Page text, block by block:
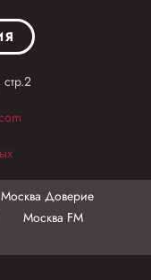
Москва Доверие
Москва FM